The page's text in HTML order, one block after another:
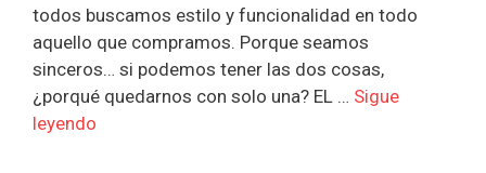
todos buscamos estilo y funcionalidad en todo
aquello que compramos. Porque seamos
sinceros… si podemos tener las dos cosas,
¿porqué quedarnos con solo una? EL … Sigue
leyendo